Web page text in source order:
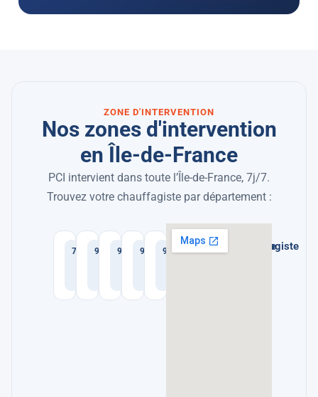
ZONE D'INTERVENTION
Nos zones d'intervention
en Île-de-France
PCI intervient dans toute l’Île-de-France, 7j/7.
Trouvez votre chauffagiste par département :
75
Chauffagiste
92
Chauffagiste
93
Chauffagiste
94
Chauffagiste
91 Chauffagiste
78Chauffagiste
95Chauffagiste
Chauffagiste